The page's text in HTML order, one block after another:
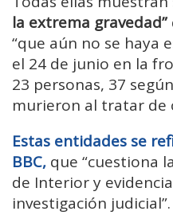
la extrema gravedad”
“que aún no se haya
el 24 de junio en la
23 personas, 37
murieron al tratar de
Estas entidades se
BBC, que “cuestiona
de Interior y
investigación judicial”.